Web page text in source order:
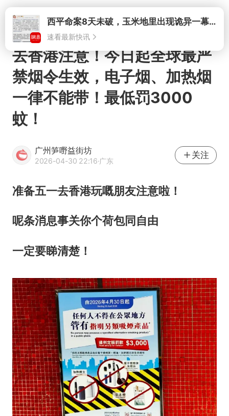
打开
去香港注意！今日起全球最严
禁烟令生效，电子烟、加热烟
一律不能带！最低罚3000
蚊！
广州笋嘢益街坊
2026-04-30 22:16·广东
关注
准备五一去香港玩嘅朋友注意啦！
呢条消息事关你个荷包同自由
一定要睇清楚！